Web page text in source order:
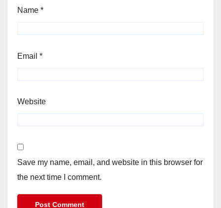
Name *
Email *
Website
Save my name, email, and website in this browser for
the next time I comment.